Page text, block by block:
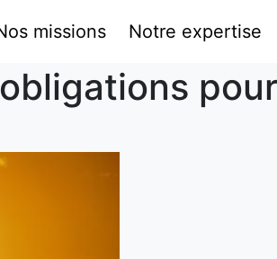
missions Notre expertise